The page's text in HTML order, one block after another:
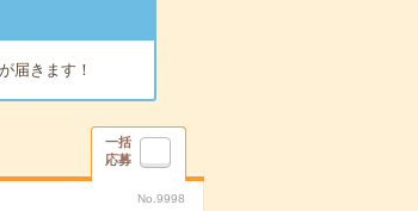
が届きます！
一括
応募
No.9998